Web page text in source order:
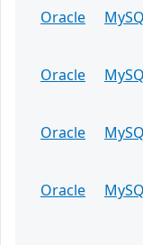
Oracle
Oracle
Oracle
Oracle